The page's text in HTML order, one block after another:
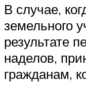
В случае,
земельного
результате
наделов,
гражданам,